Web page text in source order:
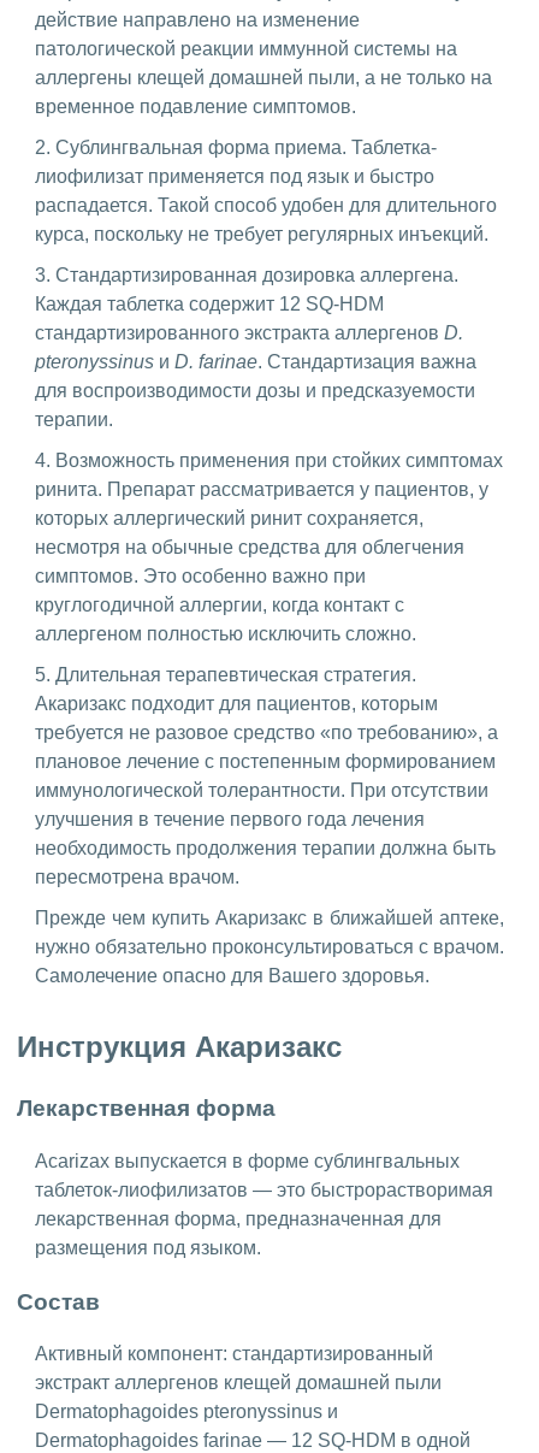
действие направлено на изменение
патологической реакции иммунной системы на
аллергены клещей домашней пыли, а не только на
временное подавление симптомов.
2. Сублингвальная форма приема. Таблетка-
лиофилизат применяется под язык и быстро
распадается. Такой способ удобен для длительного
курса, поскольку не требует регулярных инъекций.
3. Стандартизированная дозировка аллергена.
Каждая таблетка содержит 12 SQ-HDM
стандартизированного экстракта аллергенов D.
pteronyssinus и D. farinae. Стандартизация важна
для воспроизводимости дозы и предсказуемости
терапии.
4. Возможность применения при стойких симптомах
ринита. Препарат рассматривается у пациентов, у
которых аллергический ринит сохраняется,
несмотря на обычные средства для облегчения
симптомов. Это особенно важно при
круглогодичной аллергии, когда контакт с
аллергеном полностью исключить сложно.
5. Длительная терапевтическая стратегия.
Акаризакс подходит для пациентов, которым
требуется не разовое средство «по требованию», а
плановое лечение с постепенным формированием
иммунологической толерантности. При отсутствии
улучшения в течение первого года лечения
необходимость продолжения терапии должна быть
пересмотрена врачом.
Прежде чем купить Акаризакс в ближайшей аптеке,
нужно обязательно проконсультироваться с врачом.
Самолечение опасно для Вашего здоровья.
Инструкция Акаризакс
Лекарственная форма
Acarizax выпускается в форме сублингвальных
таблеток-лиофилизатов — это быстрорастворимая
лекарственная форма, предназначенная для
размещения под языком.
Состав
Активный компонент: стандартизированный
экстракт аллергенов клещей домашней пыли
Dermatophagoides pteronyssinus и
Dermatophagoides farinae — 12 SQ-HDM в одной